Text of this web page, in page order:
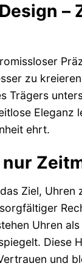
–
zu
Trägers
ehrt.
nur
Ziel,
Uhren
Diese
und